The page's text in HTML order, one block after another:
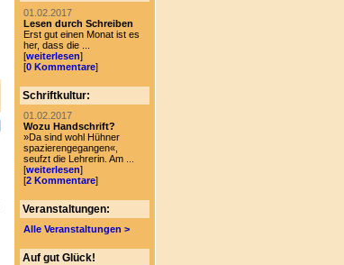
01.02.2017
Lesen durch Schreiben
Erst gut einen Monat ist es
her, dass die ...
[weiterlesen]
[0 Kommentare]
Schriftkultur:
01.02.2017
Wozu Handschrift?
»Da sind wohl Hühner
spazierengegangen«,
seufzt die Lehrerin. Am ...
[weiterlesen]
[2 Kommentare]
Veranstaltungen:
Alle Veranstaltungen >
Auf gut Glück!